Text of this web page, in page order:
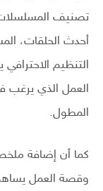
تصنيف
أحدث الحلقات،
التنظيم
العمل الذي يرغب
المطول.
كما أن إضافة
وقصة العمل